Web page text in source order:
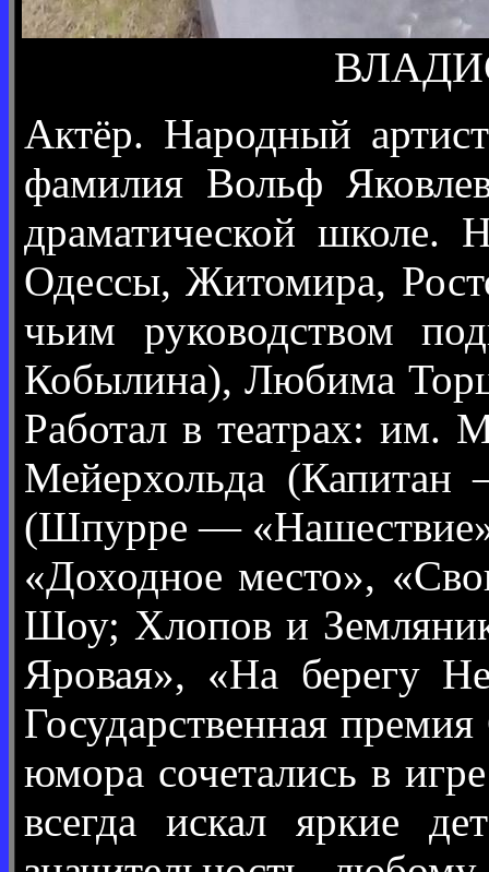
Актёр. Народный
фамилия Вольф
драматической школе.
Одессы, Житомира,
чьим руководством
Кобылина), Любима
Работал в театрах:
Мейерхольда
(Шпурре —
«Доходное место»,
Шоу; Хлопов и
Яровая», «На берегу
Государственная
юмора сочетались в
всегда искал яркие